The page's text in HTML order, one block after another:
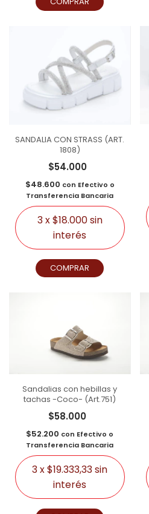
SANDALIA CON STRASS (ART.
1808)
$54.000
$48.600 con Efectivo o
Transferencia Bancaria
3x$18.000sin
interés
COMPRAR
Sandalias con hebillas y
tachas -Coco- (Art.751)
$58.000
$52.200 con Efectivo o
Transferencia Bancaria
3x$19.333,33sin
interés